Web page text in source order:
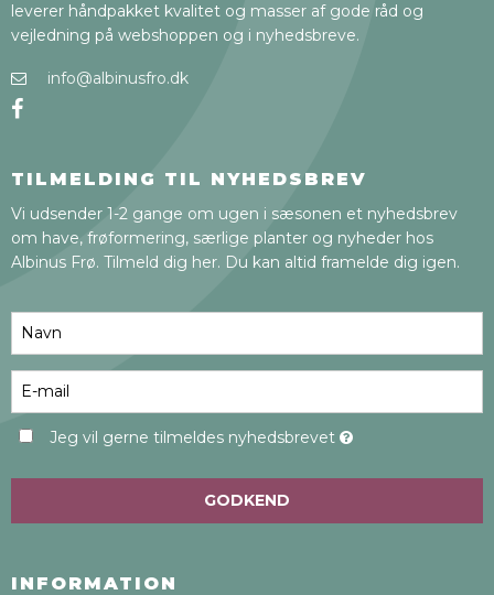
leverer håndpakket kvalitet og masser af gode råd og
vejledning på webshoppen og i nyhedsbreve.
info@albinusfro.dk
TILMELDING TIL NYHEDSBREV
Vi udsender 1-2 gange om ugen i sæsonen et nyhedsbrev
om have, frøformering, særlige planter og nyheder hos
Albinus Frø. Tilmeld dig her. Du kan altid framelde dig igen.
Jeg vil gerne tilmeldes nyhedsbrevet
GODKEND
INFORMATION